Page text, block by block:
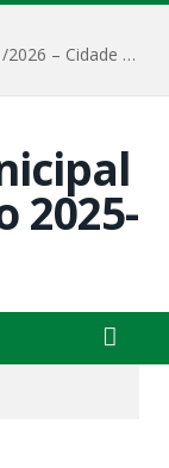
EDITAL DE CHAMAMENTO PÚBLICO Nº 01/2026 – Cidade de Faro